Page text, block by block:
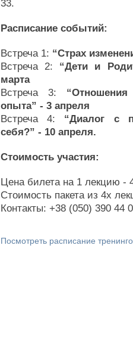
33.
Расписание событий:
Встреча 1: “Страх
Встреча 2: “Дети и
марта
Встреча 3:
опыта” - 3 апреля
Встреча 4: “Диалог с
себя?” - 10 апреля.
Стоимость участия:
Цена билета на 1 лекцию -
Стоимость пакета из 4х
Контакты: +38 (050) 390 44
Посмотреть расписание